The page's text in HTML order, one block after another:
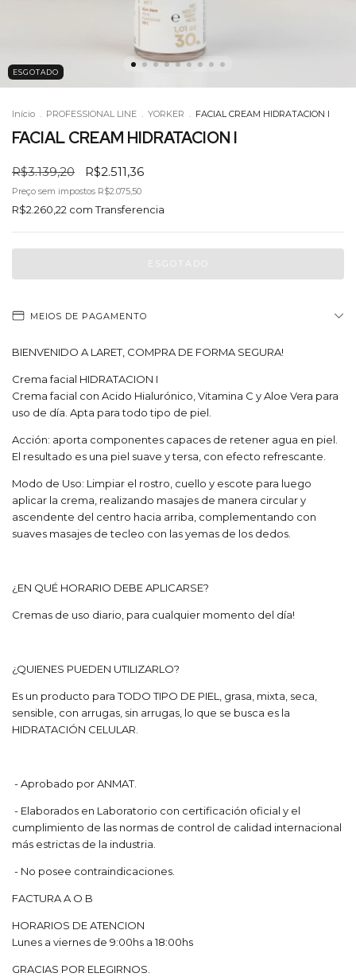
ESGOTADO
Início . PROFESSIONAL LINE . YORKER . FACIAL CREAM HIDRATACION I
FACIAL CREAM HIDRATACION I
R$3.139,20 R$2.511,36
Preço sem impostos R$2.075,50
R$2.260,22 com Transferencia
MEIOS DE PAGAMENTO
BIENVENIDO A LARET, COMPRA DE FORMA SEGURA!
Crema facial HIDRATACION I
Crema facial con Acido Hialurónico, Vitamina C y Aloe Vera para
uso de día. Apta para todo tipo de piel.
Acción: aporta componentes capaces de retener agua en piel.
El resultado es una piel suave y tersa, con efecto refrescante.
Modo de Uso: Limpiar el rostro, cuello y escote para luego
aplicar la crema, realizando masajes de manera circular y
ascendente del centro hacia arriba, complementando con
suaves masajes de tecleo con las yemas de los dedos.
¿EN QUÉ HORARIO DEBE APLICARSE?
Cremas de uso diario, para cualquier momento del día!
¿QUIENES PUEDEN UTILIZARLO?
Es un producto para TODO TIPO DE PIEL, grasa, mixta, seca,
sensible, con arrugas, sin arrugas, lo que se busca es la
HIDRATACIÓN CELULAR.
- Aprobado por ANMAT.
- Elaborados en Laboratorio con certificación oficial y el
cumplimiento de las normas de control de calidad internacional
más estrictas de la industria.
- No posee contraindicaciones.
FACTURA A O B
HORARIOS DE ATENCION
Lunes a viernes de 9:00hs a 18:00hs
GRACIAS POR ELEGIRNOS.